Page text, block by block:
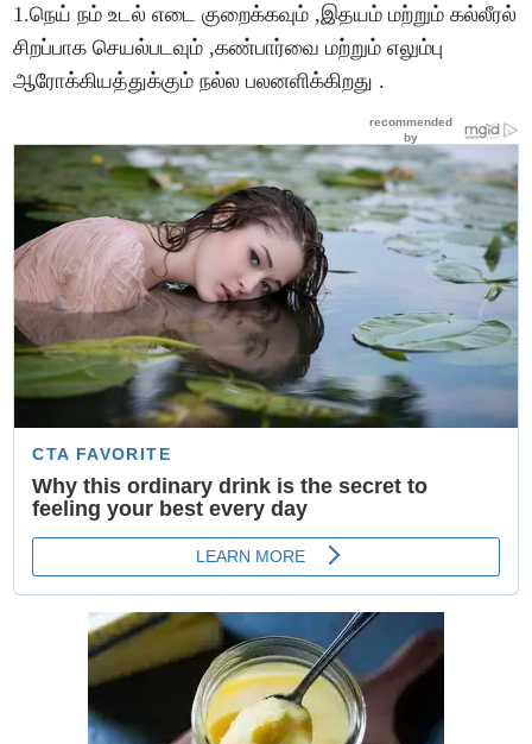
1.நெய் நம் உடல் எடை குறைக்கவும் ,இதயம் மற்றும் கல்லீரல்
சிறப்பாக செயல்படவும் ,கண்பார்வை மற்றும் எலும்பு
ஆரோக்கியத்துக்கும் நல்ல பலனளிக்கிறது .